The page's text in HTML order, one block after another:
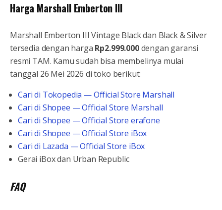
Harga Marshall Emberton III
Marshall Emberton III Vintage Black dan Black & Silver
tersedia dengan harga Rp2.999.000dengan garansi
resmi TAM. Kamu sudah bisa membelinya mulai
tanggal 26 Mei 2026 di toko berikut:
Cari di Tokopedia — Official Store Marshall
Cari di Shopee — Official Store Marshall
Cari di Shopee — Official Store erafone
Cari di Shopee — Official Store iBox
Cari di Lazada — Official Store iBox
Gerai iBox dan Urban Republic
FAQ